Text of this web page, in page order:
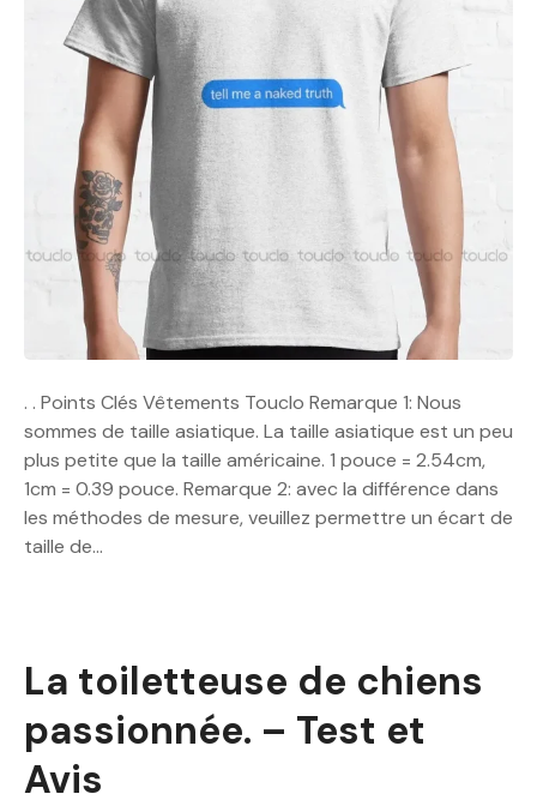
. . Points Clés Vêtements Touclo Remarque 1: Nous
sommes de taille asiatique. La taille asiatique est un peu
plus petite que la taille américaine. 1 pouce = 2.54cm,
1cm = 0.39 pouce. Remarque 2: avec la différence dans
les méthodes de mesure, veuillez permettre un écart de
taille de…
La toiletteuse de chiens
passionnée. – Test et
Avis